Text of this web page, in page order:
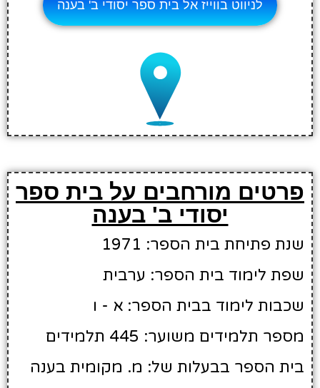
לניווט בווייז אל בית ספר יסודי ב' בענה
פרטים מורחבים על בית ספר
יסודי ב' בענה
שנת פתיחת בית הספר: 1971
שפת לימוד בית הספר: ערבית
שכבות לימוד בבית הספר: א - ו
מספר תלמידים משוער: 445 תלמידים
בית הספר בבעלות של: מ. מקומית בענה